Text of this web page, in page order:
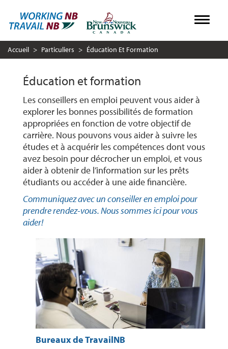
au
contenu
principal
Accueil Particuliers Éducation Et Formation
Éducation et formation
Les conseillers en emploi peuvent vous aider à
explorer les bonnes possibilités de formation
appropriées en fonction de votre objectif de
carrière. Nous pouvons vous aider à suivre les
études et à acquérir les compétences dont vous
avez besoin pour décrocher un emploi, et vous
aider à obtenir de l’information sur les prêts
étudiants ou accéder à une aide financière.
Communiquez avec un conseiller en emploi pour
prendre rendez-vous. Nous sommes ici pour vous
aider!
Bureaux de TravailNB